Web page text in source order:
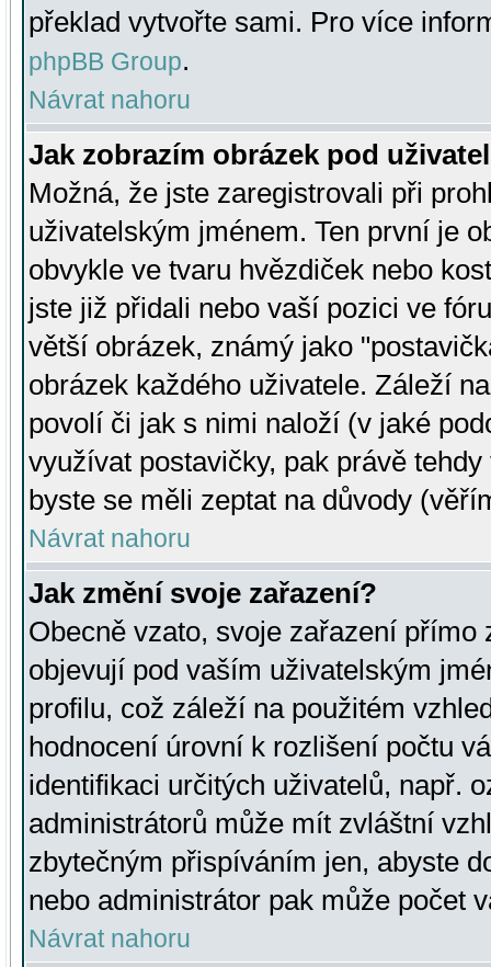
překlad vytvořte sami. Pro více
phpBB Group.
Návrat nahoru
Jak zobrazím obrázek pod
Možná, že jste zaregistrovali při
uživatelským jménem. Ten první je
obvykle ve tvaru hvězdiček nebo
jste již přidali nebo vaší pozici ve
větší obrázek, známý jako
obrázek každého uživatele. Záleží
povolí či jak s nimi naloží (v jaké
využívat postavičky, pak právě
byste se měli zeptat na důvody
Návrat nahoru
Jak změní svoje zařazení?
Obecně vzato, svoje zařazení přímo
objevují pod vaším uživatelským
profilu, což záleží na použitém
hodnocení úrovní k rozlišení počtu
identifikaci určitých uživatelů, např.
administrátorů může mít zvláštní
zbytečným přispíváním jen, abyste
nebo administrátor pak může počet
Návrat nahoru